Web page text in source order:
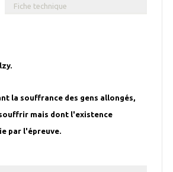
Fiche technique
la souffrance des gens allongés,
mais dont l'existence
par l'épreuve.